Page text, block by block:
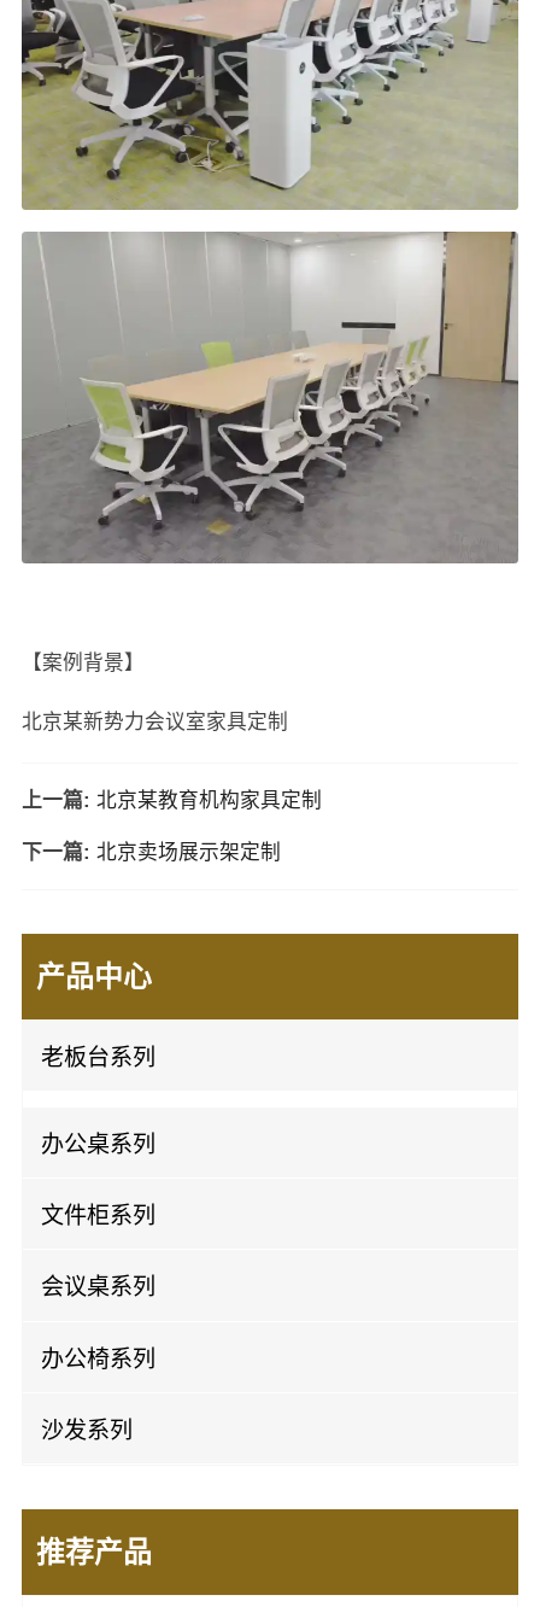
【案例背景】
北京某新势力会议室家具定制
上一篇: 北京某教育机构家具定制
下一篇: 北京卖场展示架定制
产品中心
老板台系列
办公桌系列
屏风办公桌
开放办公桌
文件柜系列
实木文件柜
板式文件柜
会议桌系列
实木会议桌
板式会议桌
办公椅系列
老板椅
会议椅
沙发系列
办公布沙发
推荐产品